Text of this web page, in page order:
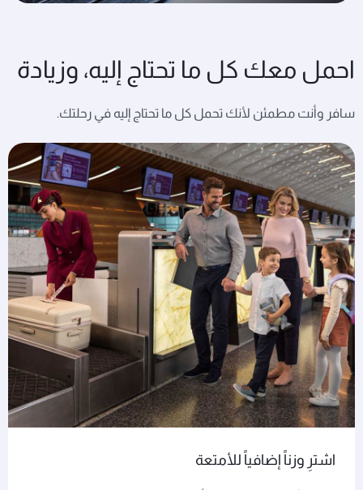
احمل معك كل ما تحتاج إليه، وزيادة
سافر وأنت مطمئن لأنك تحمل كل ما تحتاج إليه في رحلتك.
اشترِ وزناً إضافياً للأمتعة